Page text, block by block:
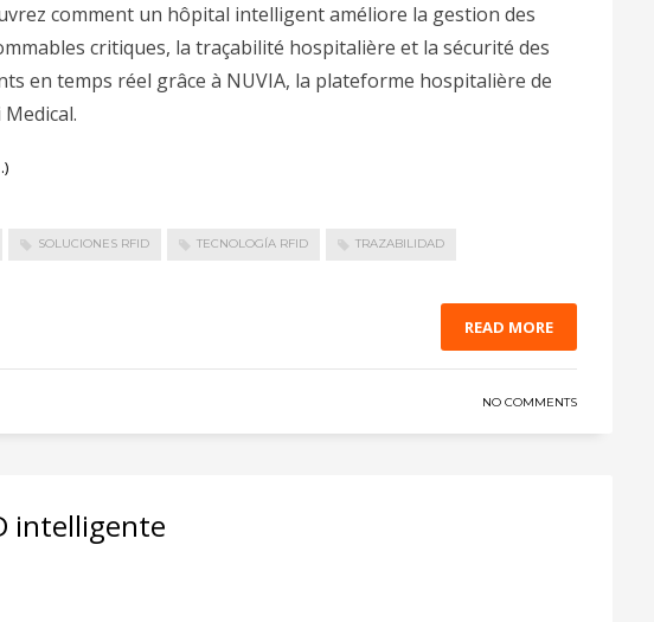
comment un hôpital intelligent améliore la gestion des
critiques, la traçabilité hospitalière et la sécurité des
en temps réel grâce à NUVIA, la plateforme hospitalière de
SOLUCIONES RFID TECNOLOGÍA RFID TRAZABILIDAD
READ MORE
NO COMMENTS
intelligente